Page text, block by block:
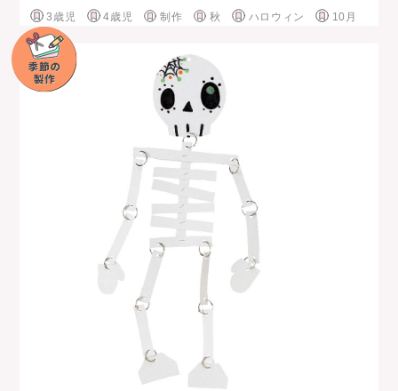
3歳児 4歳児 制作 秋 ハロウィン 10月